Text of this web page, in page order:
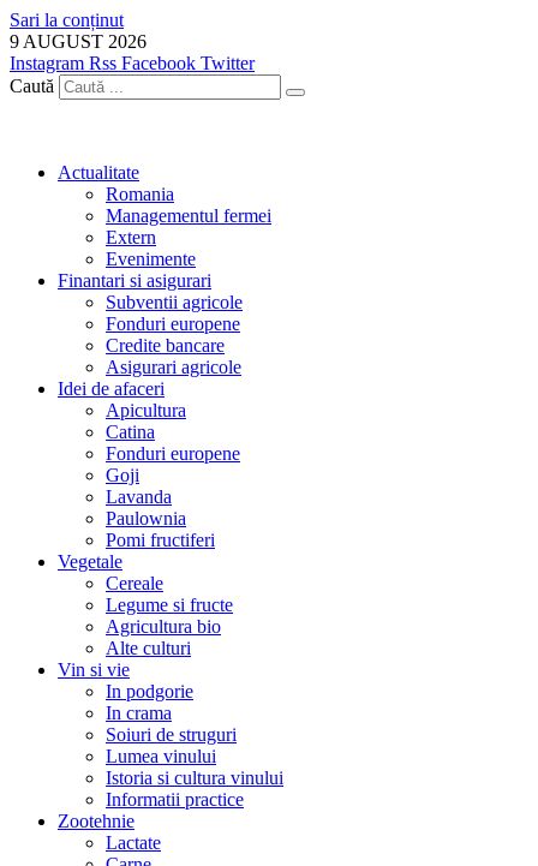
Sari la conținut
9 AUGUST 2026
Instagram Rss Facebook Twitter
Caută
Actualitate
Romania
Managementul fermei
Extern
Evenimente
Finantari si asigurari
Subventii agricole
Fonduri europene
Credite bancare
Asigurari agricole
Idei de afaceri
Apicultura
Catina
Fonduri europene
Goji
Lavanda
Paulownia
Pomi fructiferi
Vegetale
Cereale
Legume si fructe
Agricultura bio
Alte culturi
Vin si vie
In podgorie
In crama
Soiuri de struguri
Lumea vinului
Istoria si cultura vinului
Informatii practice
Zootehnie
Lactate